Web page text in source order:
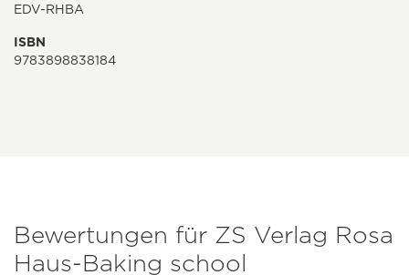
EDV-RHBA
ISBN
9783898838184
Bewertungen für ZS Verlag Rosa
Haus-Baking school